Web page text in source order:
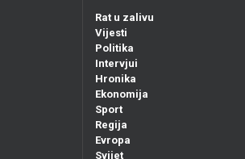
Rat u zalivu
Vijesti
Politika
Intervjui
Hronika
Ekonomija
Sport
Regija
Evropa
Svijet